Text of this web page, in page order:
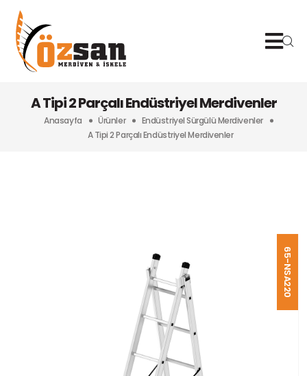
A Tipi 2 Parçalı Endüstriyel Merdivenler
Anasayfa Ürünler
Endüstriyel Sürgülü Merdivenler
A Tipi 2 Parçalı Endüstriyel Merdivenler
65-NSA220